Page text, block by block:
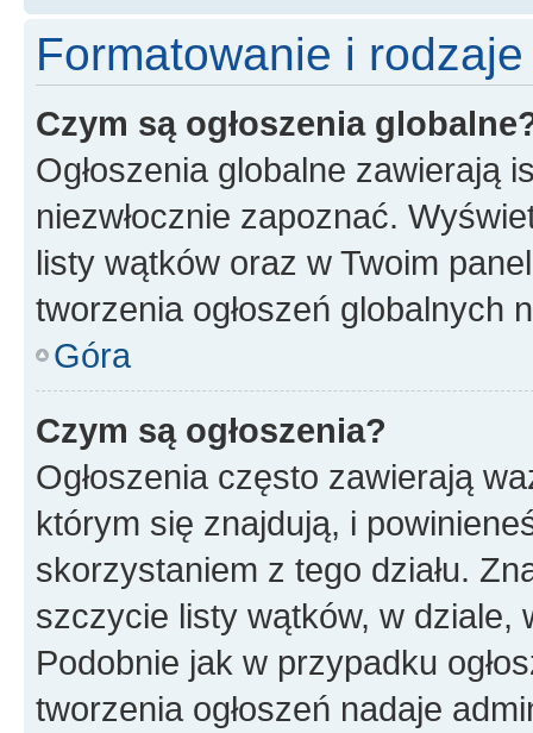
Formatowanie i
Czym są ogłoszenia
Ogłoszenia globalne zawierają
niezwłocznie zapoznać.
listy wątków oraz w Twoim
tworzenia ogłoszeń globalnych
Góra
Czym są ogłoszenia?
Ogłoszenia często zawierają
którym się znajdują, i
skorzystaniem z tego działu.
szczycie listy wątków, w dziale,
Podobnie jak w przypadku
tworzenia ogłoszeń nadaje